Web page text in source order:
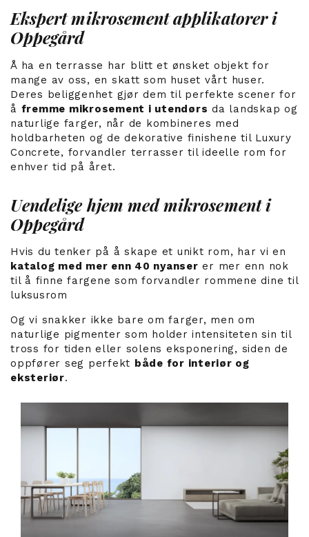
Ekspert mikrosement applikatorer i
Oppegård
Å ha en terrasse har blitt et ønsket objekt for
mange av oss, en skatt som huset vårt huser.
Deres beliggenhet gjør dem til perfekte scener for
å fremme mikrosement i utendørs da landskap og
naturlige farger, når de kombineres med
holdbarheten og de dekorative finishene til Luxury
Concrete, forvandler terrasser til ideelle rom for
enhver tid på året.
Uendelige hjem med mikrosement i
Oppegård
Hvis du tenker på å skape et unikt rom, har vi en
katalog med mer enn 40 nyanser er mer enn nok
til å finne fargene som forvandler rommene dine til
luksusrom
Og vi snakker ikke bare om farger, men om
naturlige pigmenter som holder intensiteten sin til
tross for tiden eller solens eksponering, siden de
oppfører seg perfekt både for interiør og
eksteriør.